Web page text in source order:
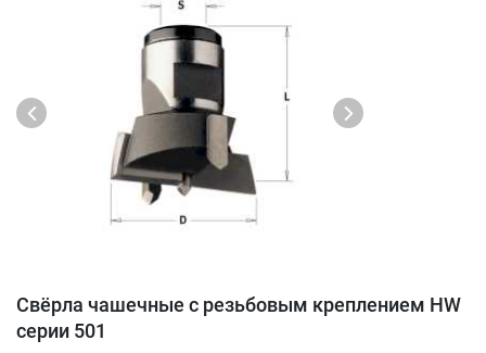
Свёрла чашечные с резьбовым креплением HW
серии 501